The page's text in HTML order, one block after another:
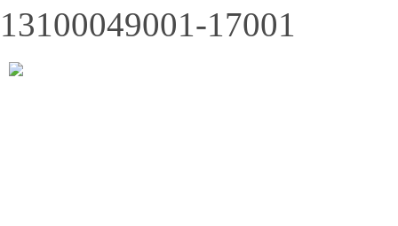
13100049001-17001